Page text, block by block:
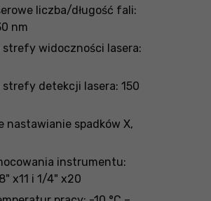
liczba/długość fali:
nm
strefy widoczności lasera:
strefy detekcji lasera: 150
nastawianie spadków X,
instrumentu:
x11 i 1/4" x20